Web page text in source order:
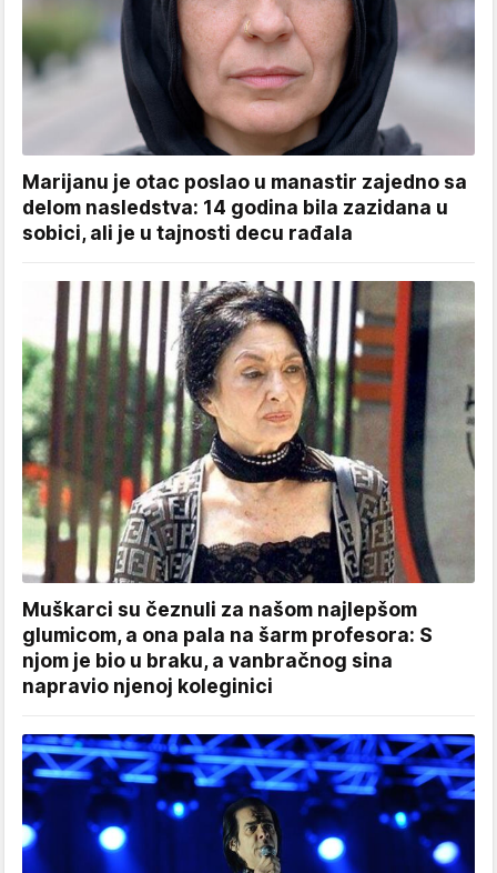
Marijanu je otac poslao u manastir zajedno sa
delom nasledstva: 14 godina bila zazidana u
sobici, ali je u tajnosti decu rađala
Muškarci su čeznuli za našom najlepšom
glumicom, a ona pala na šarm profesora: S
njom je bio u braku, a vanbračnog sina
napravio njenoj koleginici